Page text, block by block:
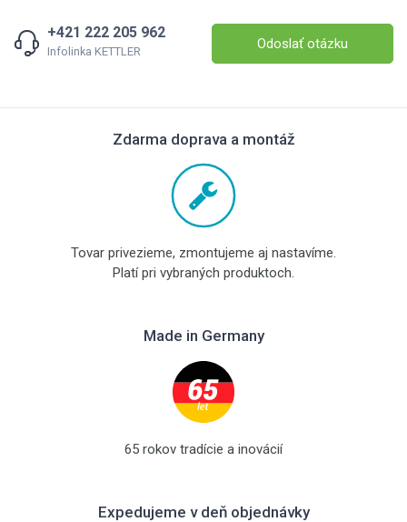
+421 222 205 962
Infolinka KETTLER Odoslať otázku
Zdarma doprava a montáž
Tovar privezieme, zmontujeme aj nastavíme.
Platí pri vybraných produktoch.
Made in Germany
65 rokov tradície a inovácií
Expedujeme v deň objednávky